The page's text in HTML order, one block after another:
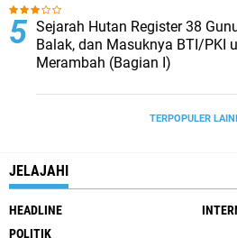
Sejarah Hutan Register 38
Balak, dan Masuknya BTI/PKI
Merambah (Bagian I)
TERPOPULER
JELAJAHI
HEADLINE
POLITIK